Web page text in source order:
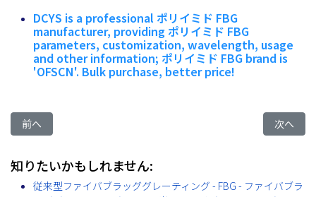
DCYS is a professional ポリイミド FBG
manufacturer, providing ポリイミド FBG
parameters, customization, wavelength, usage
and other information; ポリイミド FBG brand is
'OFSCN'. Bulk purchase, better price!
前の記事へ: 従来型ファイバブラッググレーティング - FBG - フ
前へ 次の記
次へ
知りたいかもしれません:
従来型ファイバブラッググレーティング - FBG - ファイバブラ